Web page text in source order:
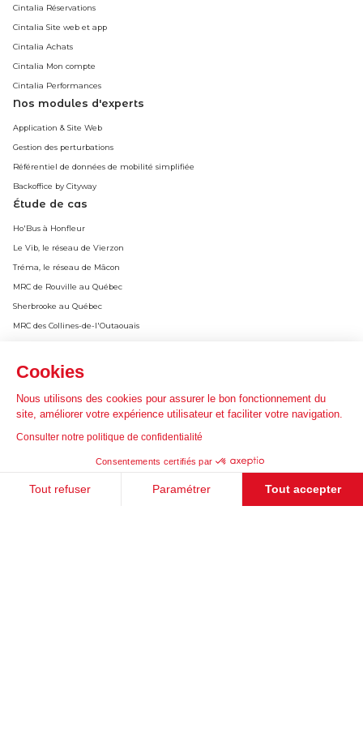
Cintalia Réservations
Cintalia Site web et app
Cintalia Achats
Cintalia Mon compte
Cintalia Performances
Nos modules d'experts
Application & Site Web
Gestion des perturbations
Référentiel de données de mobilité simplifiée
Backoffice by Cityway
Étude de cas
Ho'Bus à Honfleur
Le Vib, le réseau de Vierzon
Tréma, le réseau de Mâcon
MRC de Rouville au Québec
Sherbrooke au Québec
MRC des Collines-de-l'Outaouais
Métropole du Grand Lyon
Réseau urbain de Saint-Etienne (STAS)
Illygo, Le Mans
Cookies
Nous utilisons des cookies pour assurer le bon fonctionnement du
site, améliorer votre expérience utilisateur et faciliter votre navigation.
Consulter notre politique de confidentialité
Consentements certifiés par
Tout refuser Paramétrer
Tout accepter